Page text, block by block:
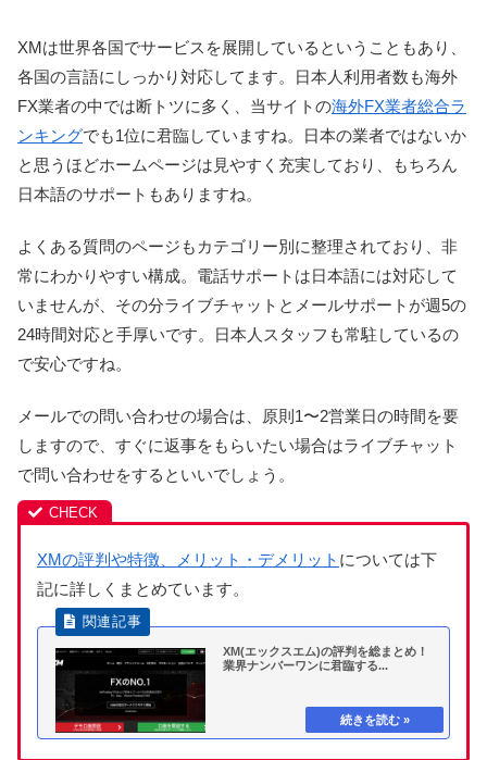
XMは世界各国でサービスを展開しているということもあり、
各国の言語にしっかり対応してます。日本人利用者数も海外
FX業者の中では断トツに多く、当サイトの海外FX業者総合ラ
ンキングでも1位に君臨していますね。日本の業者ではないか
と思うほどホームページは見やすく充実しており、もちろん
日本語のサポートもありますね。
よくある質問のページもカテゴリー別に整理されており、非
常にわかりやすい構成。電話サポートは日本語には対応して
いませんが、その分ライブチャットとメールサポートが週5の
24時間対応と手厚いです。日本人スタッフも常駐しているの
で安心ですね。
メールでの問い合わせの場合は、原則1〜2営業日の時間を要
しますので、すぐに返事をもらいたい場合はライブチャット
で問い合わせをするといいでしょう。
XMの評判や特徴、メリット・デメリット については下
記に詳しくまとめています。
XM(エックスエム)の評判を総まとめ！
業界ナンバーワンに君臨する...